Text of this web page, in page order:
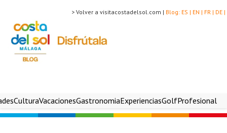
DE |
FR |
EN |
ES |
Blog:
> Volver a visitacostadelsol.com |
CulturaVacacionesGastronomiaExperienciasGolfProfesional